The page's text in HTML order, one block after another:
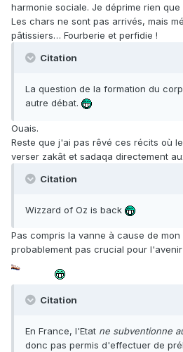
harmonie sociale. Je déprime rien
Les chars ne sont pas arrivés, mais
pâtissiers… Fourberie et perfidie !
Citation
La question de la formation du
autre débat.
Ouais.
Reste que j'ai pas rêvé ces récits où
verser zakât et sadaqa directement
Citation
Wizzard of Oz is back
Pas compris la vanne à cause de
probablement pas crucial pour
Citation
En France, l'Etat ne subventionne
donc pas permis d'effectuer de